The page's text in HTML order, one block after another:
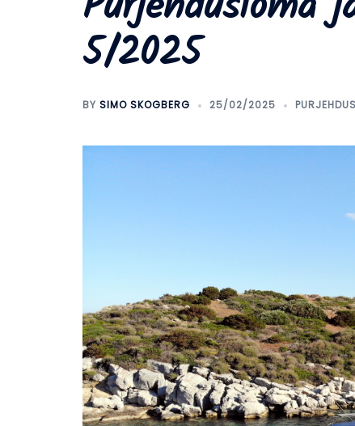
5/2025
BY SIMO SKOGBERG 25/02/2025